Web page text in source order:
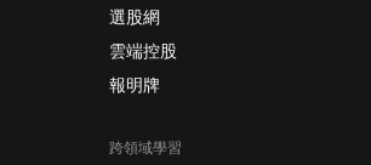
選股網
雲端控股
報明牌
跨領域學習